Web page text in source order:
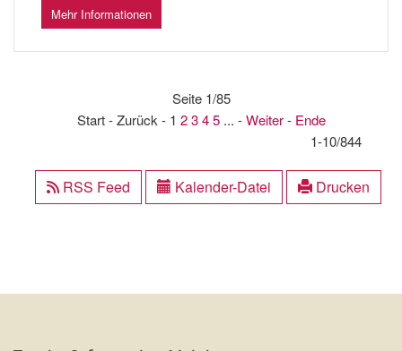
Mehr Informationen
Seite 1/85
Start - Zurück - 1 2 3 4 5... -Weiter- Ende
1-10/844
RSS Feed Kalender-Datei Drucken